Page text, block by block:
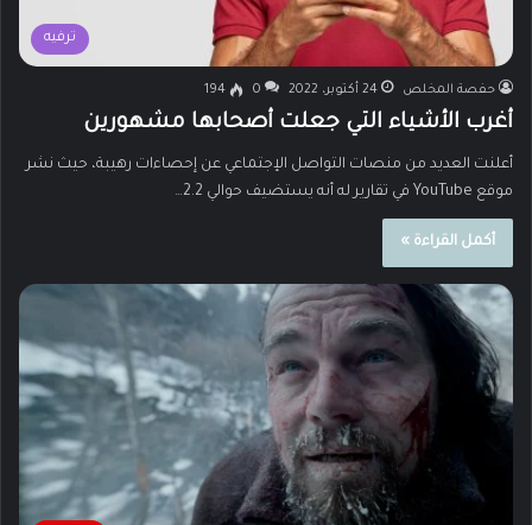
ترفيه
حفصة المخلص 24 أكتوبر، 2022 0
194
أغرب الأشياء التي جعلت أصحابها مشهورين
أعلنت العديد من منصات التواصل الإجتماعي عن إحصاءات رهيبة، حيث نشر
موقع YouTube في تقارير له أنه يستضيف حوالي 2.2…
أكمل القراءة »